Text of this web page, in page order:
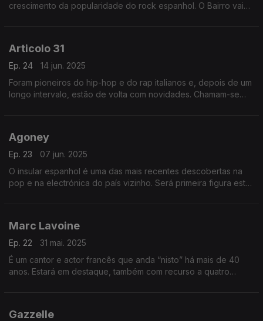
crescimento da popularidade do rock espanhol. O Bairro vai
Articolo 31
Ep. 24
14 jun. 2025
Foram pioneiros do hip-hop e do rap italianos e, depois de um
longo intervalo, estão de volta com novidades. Chamam-se
Agoney
Ep. 23
07 jun. 2025
O insular espanhol é uma das mais recentes descobertas na
pop e na electrónica do país vizinho. Será primeira figura esta
Marc Lavoine
Ep. 22
31 mai. 2025
É um cantor e actor francês que anda “nisto” há mais de 40
anos. Estará em destaque, também com recurso a quatro
Gazzelle